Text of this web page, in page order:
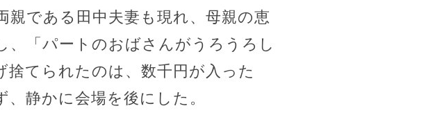
親である田中夫妻も現れ、母親の恵
、「パートのおばさんがうろうろし
てられたのは、数千円が入った
静かに会場を後にした。